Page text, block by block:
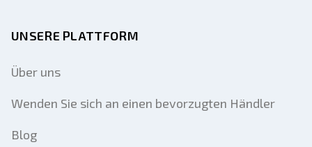
UNSERE PLATTFORM
Über uns
Wenden Sie sich an einen bevorzugten Händler
Blog